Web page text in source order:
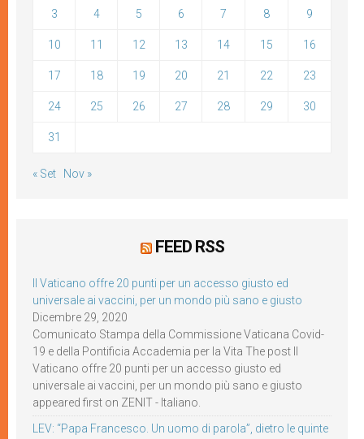
3 4 5 6 7 8 9
10 11 12 13 14 15 16
17 18 19 20 21 22 23
24 25 26 27 28 29 30
31
« Set Nov »
FEED RSS
Il Vaticano offre 20 punti per un accesso giusto ed
universale ai vaccini, per un mondo più sano e giusto
Dicembre 29, 2020
Comunicato Stampa della Commissione Vaticana Covid-
19 e della Pontificia Accademia per la Vita The post Il
Vaticano offre 20 punti per un accesso giusto ed
universale ai vaccini, per un mondo più sano e giusto
appeared first on ZENIT - Italiano.
LEV: “Papa Francesco. Un uomo di parola”, dietro le quinte